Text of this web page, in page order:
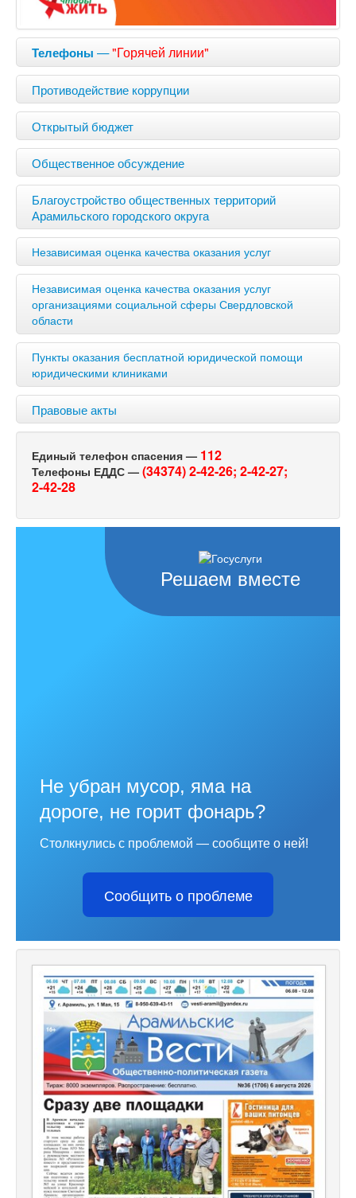
Телефоны —"Горячей линии"
Противодействие коррупции
Открытый бюджет
Общественное обсуждение
Благоустройство общественных территорий
Арамильского городского округа
Независимая оценка качества оказания услуг
Независимая оценка качества оказания услуг
организациями социальной сферы Свердловской
области
Пункты оказания бесплатной юридической помощи
юридическими клиниками
Правовые акты
Единый телефон спасения — 112
Телефоны ЕДДС — (34374) 2-42-26; 2-42-27;
2-42-28
Решаем вместе
Не убран мусор, яма на
дороге, не горит фонарь?
Столкнулись с проблемой — сообщите о ней!
Сообщить о проблеме